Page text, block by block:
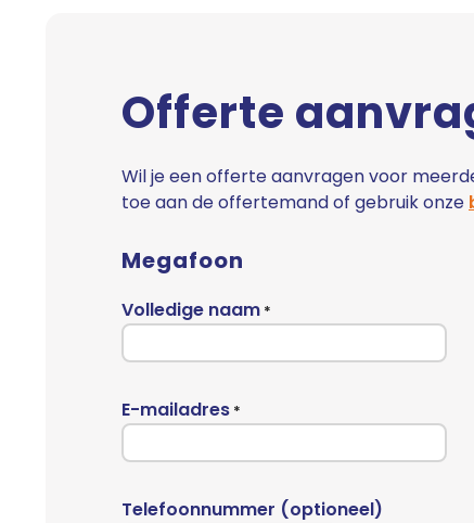
Offerte
Wil je een offerte aanvragen voor
toe aan de offertemand of gebruik onze
Megafoon
Volledige naam *
E-mailadres *
Telefoonnummer (optioneel)